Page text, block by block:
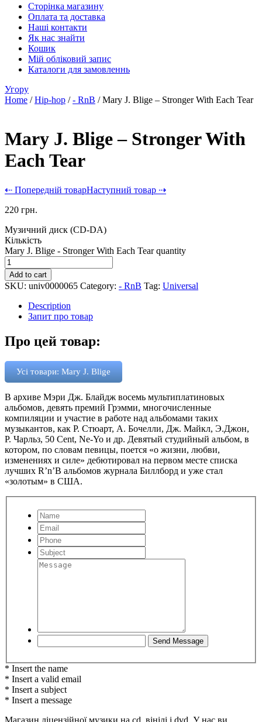
Сторінка магазину
Оплата та доставка
Наші контакти
Як нас знайти
Кошик
Мій обліковий запис
Каталоги для замовленнь
Угору
Home /Hip-hop /- RnB / Mary J. Blige – Stronger With Each Tear
Mary J. Blige – Stronger With
Each Tear
⇠ Попередній товарНаступний товар ⇢
220 грн.
Музичний диск (CD-DA)
Кількість
Mary J. Blige - Stronger With Each Tear quantity
Add to cart
SKU: univ0000065 Category: - RnB Tag: Universal
Description
Запит про товар
Про цей товар:
Усі товари: Mary J. Blige
В архиве Мэри Дж. Блайдж восемь мультиплатиновых
альбомов, девять премий Грэмми, многочисленные
компиляции и участие в работе над альбомами таких
музыкантов, как Р. Стюарт, А. Бочелли, Дж. Майкл, Э.Джон,
Р. Чарльз, 50 Cent, Ne-Yo и др. Девятый студийный альбом, в
котором, по словам певицы, поется «о жизни, любви,
изменениях и силе» дебютировал на первом месте списка
лучших R’n’B альбомов журнала Биллборд и уже стал
«золотым» в США.
* Insert the name
* Insert a valid email
* Insert a subject
* Insert a message
Магазин ліцензійної музики на cd, вінілі і dvd. У нас ви